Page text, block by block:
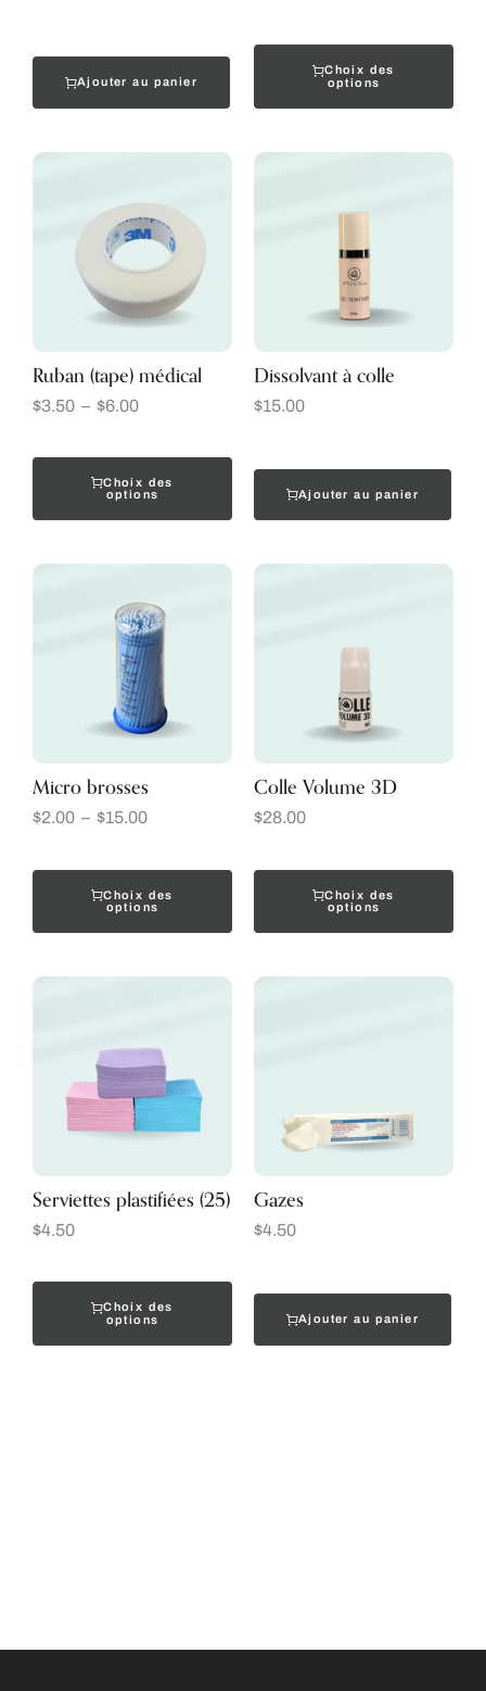
Ajouter au panier
Choix des
options
Ruban (tape) médical
$3.50 – $6.00
Choix des
options
Dissolvant à colle
$15.00
Ajouter au panier
Micro brosses
$2.00 – $15.00
Choix des
options
Colle Volume 3D
$28.00
Choix des
options
Serviettes plastifiées (25)
$4.50
Choix des
options
Gazes
$4.50
Ajouter au panier